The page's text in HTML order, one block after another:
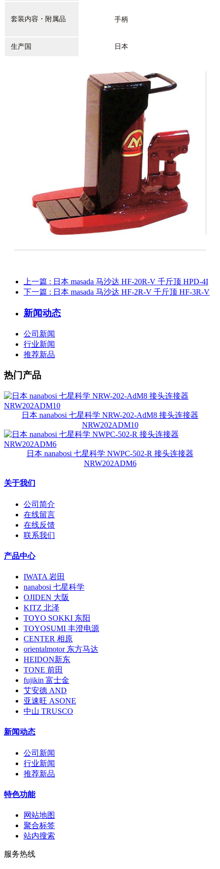
套装内容・附属品 手柄
生产国 日本
上一篇 : 日本 masada 马沙达 HF-20R-V 千斤顶 HPD-4I
下一篇 : 日本 masada 马沙达 HF-2R-V 千斤顶 HF-3R-V
新闻动态
公司新闻
行业新闻
推荐新品
热门产品
日本 nanabosi 七星科学 NRW-202-AdM8 接头连接器
NRW202ADM10
日本 nanabosi 七星科学 NWPC-502-R 接头连接器
NRW202ADM6
关于我们
公司简介
在线留言
在线反馈
联系我们
产品中心
IWATA 岩田
nanabosi 七星科学
OJIDEN 大阪
KITZ 北泽
TOYO SOKKI 东阳
TOYOSUMI 丰澄电源
CENTER 相原
orientalmotor 东方马达
HEIDON新东
TONE 前田
fujikin 富士金
艾安德 AND
亚速旺 ASONE
中山 TRUSCO
新闻动态
公司新闻
行业新闻
推荐新品
特色功能
网站地图
聚合标签
站内搜索
服务热线